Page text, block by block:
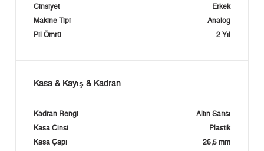
Cinsiyet
Erkek
Makine Tipi
Analog
Pil Ömrü
2 Yıl
Kasa & Kayış & Kadran
Kadran Rengi
Altın Sarısı
Kasa Cinsi
Plastik
Kasa Çapı
26,5 mm